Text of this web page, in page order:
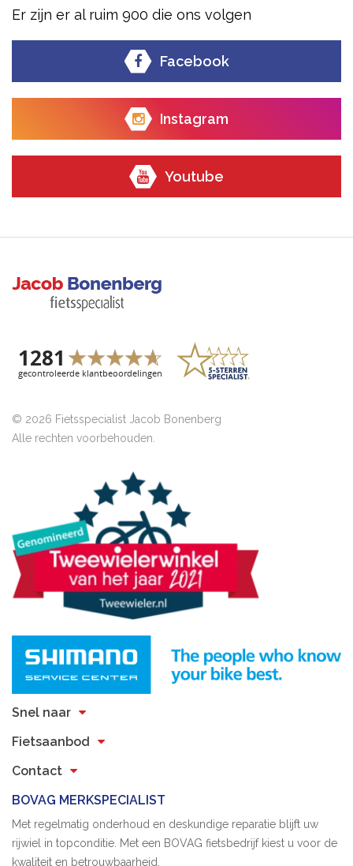
Er zijn er al ruim 900 die ons volgen
Facebook
Instagram
Youtube
© 2026 Fietsspecialist Jacob Bonenberg
Alle rechten voorbehouden.
Snel naar
Fietsaanbod
Contact
BOVAG MERKSPECIALIST
Met regelmatig onderhoud en deskundige reparatie blijft uw
rijwiel in topconditie. Met een BOVAG fietsbedrijf kiest u voor de
kwaliteit en betrouwbaarheid.